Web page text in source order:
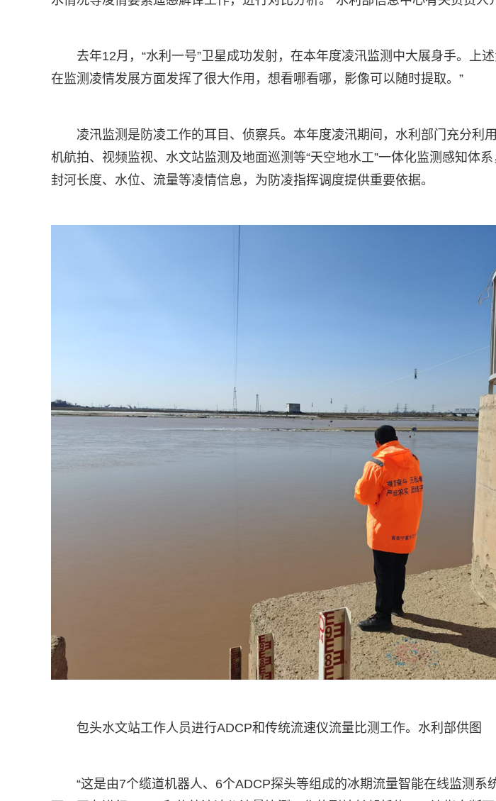
去年12月，“水利一号”卫星成功发射，在本年度凌汛监测中大展身手。上
在监测凌情发展方面发挥了很大作用，想看哪看哪，影像可以随时提取。”
凌汛监测是防凌工作的耳目、侦察兵。本年度凌汛期间，水利部门充分利
机航拍、视频监视、水文站监测及地面巡测等“天空地水工”一体化监测感知体系
封河长度、水位、流量等凌情信息，为防凌指挥调度提供重要依据。
包头水文站工作人员进行ADCP和传统流速仪流量比测工作。水利部供图
“这是由7个缆道机器人、6个ADCP探头等组成的冰期流量智能在线监测系